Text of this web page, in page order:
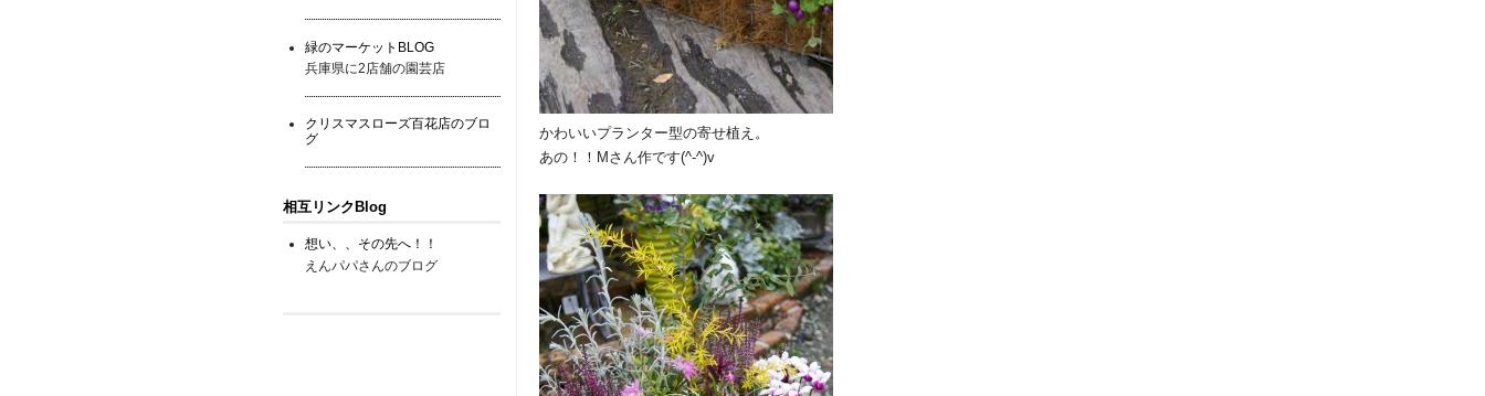
かわいいプランター型の寄せ植え。
あの！！Mさん作です(^-^)v
緑のマーケットBLOG
兵庫県に2店舗の園芸店
クリスマスローズ百花店のブロ
グ
相互リンクBlog
想い、、その先へ！！
えんパパさんのブログ